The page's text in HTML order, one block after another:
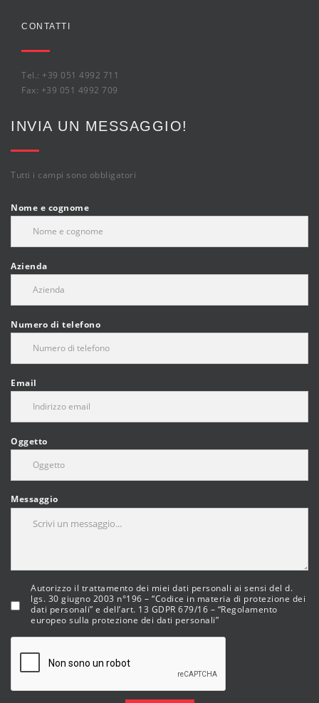
CONTATTI
Tel.: +39 051 4992 711
Fax: +39 051 4992 709
INVIA UN MESSAGGIO!
Tutti i campi sono obbligatori
Nome e cognome
Azienda
Numero di telefono
Email
Oggetto
Messaggio
Autorizzo il trattamento dei miei dati personali ai sensi del d.
lgs. 30 giugno 2003 n°196 – “Codice in materia di protezione dei
dati personali” e dell’art. 13 GDPR 679/16 – “Regolamento
europeo sulla protezione dei dati personali”